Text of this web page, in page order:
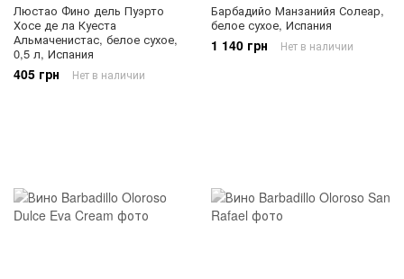
Люстао Фино дель Пуэрто
Хосе де ла Куеста
Альмаченистас, белое сухое,
0,5 л, Испания
405 грн Нет в наличии
Барбадийо Манзанийя Солеар,
белое сухое, Испания
1 140 грн Нет в наличии